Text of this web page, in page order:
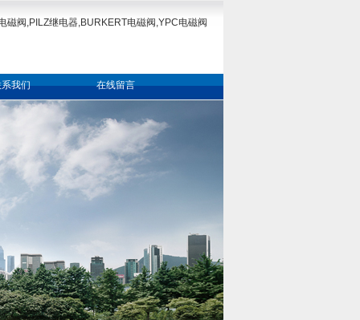
磁阀,PILZ继电器,BURKERT电磁阀,YPC电磁阀
我们 在线留言